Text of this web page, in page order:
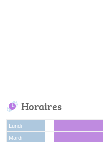
Horaires
Lundi
Mardi